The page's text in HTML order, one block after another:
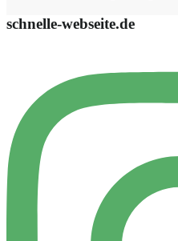
schnelle-webseite.de